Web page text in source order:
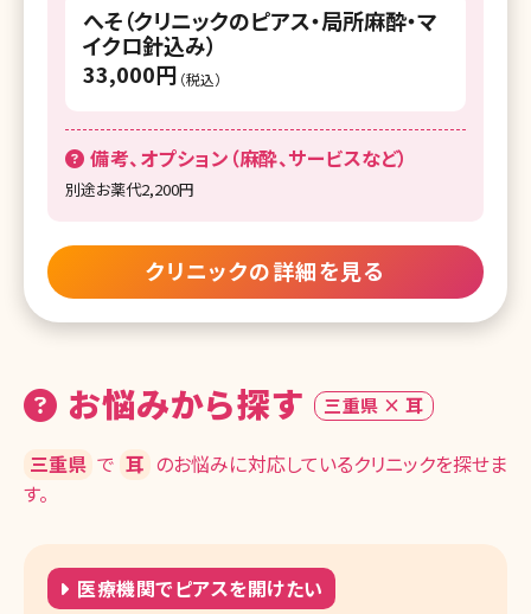
へそ（クリニックのピアス・局所麻酔・マ
イクロ針込み）
33,000円 （税込）
備考、オプション（麻酔、サービスなど）
別途お薬代2,200円
クリニックの詳細を見る
お悩みから探す 三重県 × 耳
三重県 で 耳 のお悩みに対応しているクリニックを探せま
す。
医療機関でピアスを開けたい